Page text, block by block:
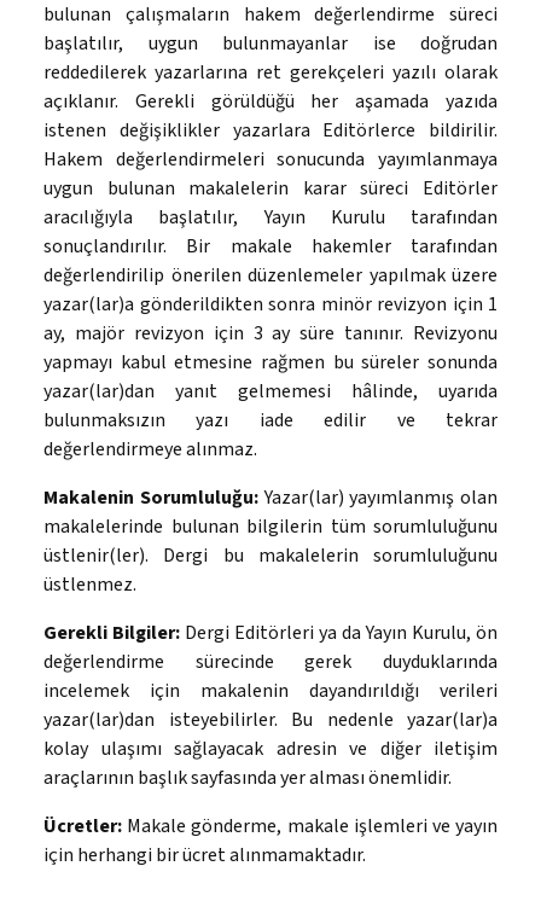
bulunan çalışmaların hakem değerlendirme süreci
başlatılır, uygun bulunmayanlar ise doğrudan
reddedilerek yazarlarına ret gerekçeleri yazılı olarak
açıklanır. Gerekli görüldüğü her aşamada yazıda
istenen değişiklikler yazarlara Editörlerce bildirilir.
Hakem değerlendirmeleri sonucunda yayımlanmaya
uygun bulunan makalelerin karar süreci Editörler
aracılığıyla başlatılır, Yayın Kurulu tarafından
sonuçlandırılır. Bir makale hakemler tarafından
değerlendirilip önerilen düzenlemeler yapılmak üzere
yazar(lar)a gönderildikten sonra minör revizyon için 1
ay, majör revizyon için 3 ay süre tanınır. Revizyonu
yapmayı kabul etmesine rağmen bu süreler sonunda
yazar(lar)dan yanıt gelmemesi hâlinde, uyarıda
bulunmaksızın yazı iade edilir ve tekrar
değerlendirmeye alınmaz.
Makalenin Sorumluluğu:Yazar(lar) yayımlanmış olan
makalelerinde bulunan bilgilerin tüm sorumluluğunu
üstlenir(ler). Dergi bu makalelerin sorumluluğunu
üstlenmez.
Gerekli Bilgiler: Dergi Editörleri ya da Yayın Kurulu, ön
değerlendirme sürecinde gerek duyduklarında
incelemek için makalenin dayandırıldığı verileri
yazar(lar)dan isteyebilirler. Bu nedenle yazar(lar)a
kolay ulaşımı sağlayacak adresin ve diğer iletişim
araçlarının başlık sayfasında yer alması önemlidir.
Ücretler: Makale gönderme, makale işlemleri ve yayın
için herhangi bir ücret alınmamaktadır.